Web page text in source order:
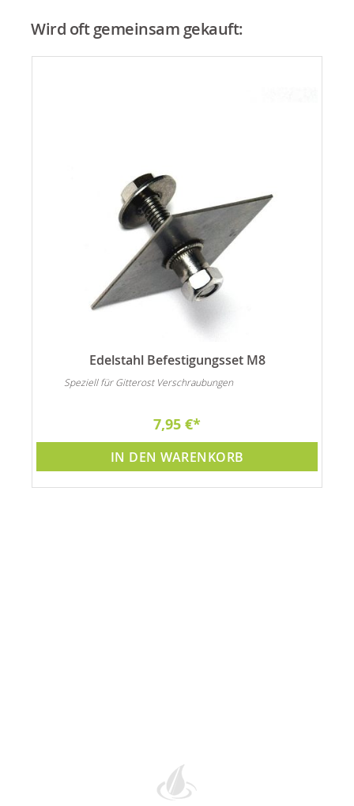
Wird oft gemeinsam gekauft:
Edelstahl Befestigungsset M8
Speziell für Gitterost Verschraubungen
7,95 €
IN DEN WARENKORB